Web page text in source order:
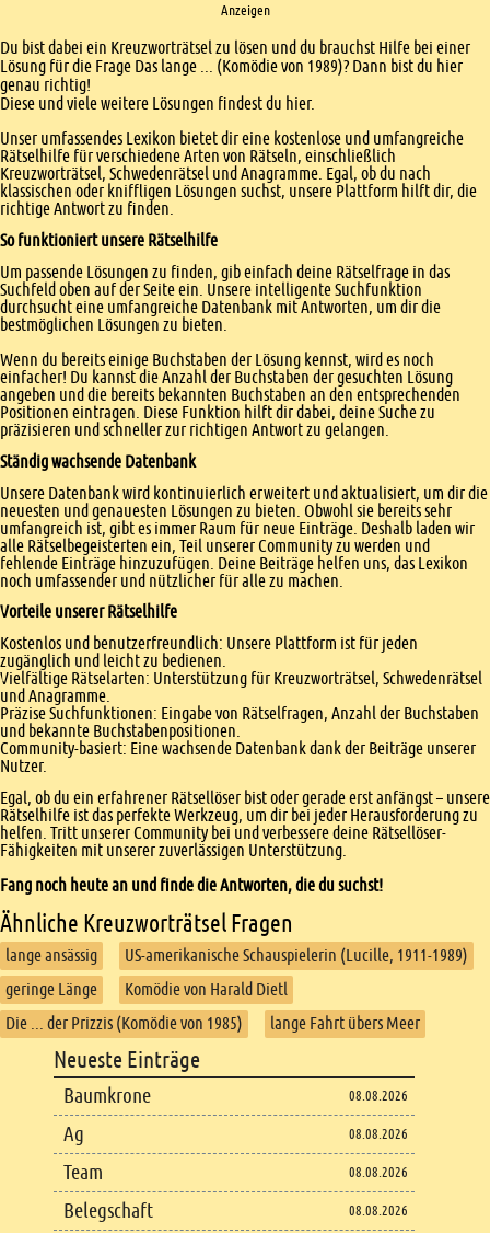
Anzeigen
Einleitung
Du bist dabei ein Kreuzworträtsel zu lösen und du brauchst Hilfe bei einer
Lösung für die Frage Das lange ... (Komödie von 1989)? Dann bist du hier
genau richtig!
Diese und viele weitere Lösungen findest du hier.
Unser umfassendes Lexikon bietet dir eine kostenlose und umfangreiche
Rätselhilfe für verschiedene Arten von Rätseln, einschließlich
Kreuzworträtsel, Schwedenrätsel und Anagramme. Egal, ob du nach
klassischen oder kniffligen Lösungen suchst, unsere Plattform hilft dir, die
richtige Antwort zu finden.
So funktioniert unsere Rätselhilfe
Um passende Lösungen zu finden, gib einfach deine Rätselfrage in das
Suchfeld oben auf der Seite ein. Unsere intelligente Suchfunktion
durchsucht eine umfangreiche Datenbank mit Antworten, um dir die
bestmöglichen Lösungen zu bieten.
Wenn du bereits einige Buchstaben der Lösung kennst, wird es noch
einfacher! Du kannst die Anzahl der Buchstaben der gesuchten Lösung
angeben und die bereits bekannten Buchstaben an den entsprechenden
Positionen eintragen. Diese Funktion hilft dir dabei, deine Suche zu
präzisieren und schneller zur richtigen Antwort zu gelangen.
Ständig wachsende Datenbank
Unsere Datenbank wird kontinuierlich erweitert und aktualisiert, um dir die
neuesten und genauesten Lösungen zu bieten. Obwohl sie bereits sehr
umfangreich ist, gibt es immer Raum für neue Einträge. Deshalb laden wir
alle Rätselbegeisterten ein, Teil unserer Community zu werden und
fehlende Einträge hinzuzufügen. Deine Beiträge helfen uns, das Lexikon
noch umfassender und nützlicher für alle zu machen.
Vorteile unserer Rätselhilfe
Kostenlos und benutzerfreundlich: Unsere Plattform ist für jeden
zugänglich und leicht zu bedienen.
Vielfältige Rätselarten: Unterstützung für Kreuzworträtsel, Schwedenrätsel
und Anagramme.
Präzise Suchfunktionen: Eingabe von Rätselfragen, Anzahl der Buchstaben
und bekannte Buchstabenpositionen.
Community-basiert: Eine wachsende Datenbank dank der Beiträge unserer
Nutzer.
Egal, ob du ein erfahrener Rätsellöser bist oder gerade erst anfängst – unsere
Rätselhilfe ist das perfekte Werkzeug, um dir bei jeder Herausforderung zu
helfen. Tritt unserer Community bei und verbessere deine Rätsellöser-
Fähigkeiten mit unserer zuverlässigen Unterstützung.
Fang noch heute an und finde die Antworten, die du suchst!
Ähnliche Kreuzworträtsel Fragen
lange ansässig
US-amerikanische Schauspielerin (Lucille, 1911-1989)
geringe Länge
Komödie von Harald Dietl
Die ... der Prizzis (Komödie von 1985)
lange Fahrt übers Meer
Footer content
Neueste Einträge
Baumkrone 08.08.2026
Ag 08.08.2026
Team 08.08.2026
Belegschaft 08.08.2026